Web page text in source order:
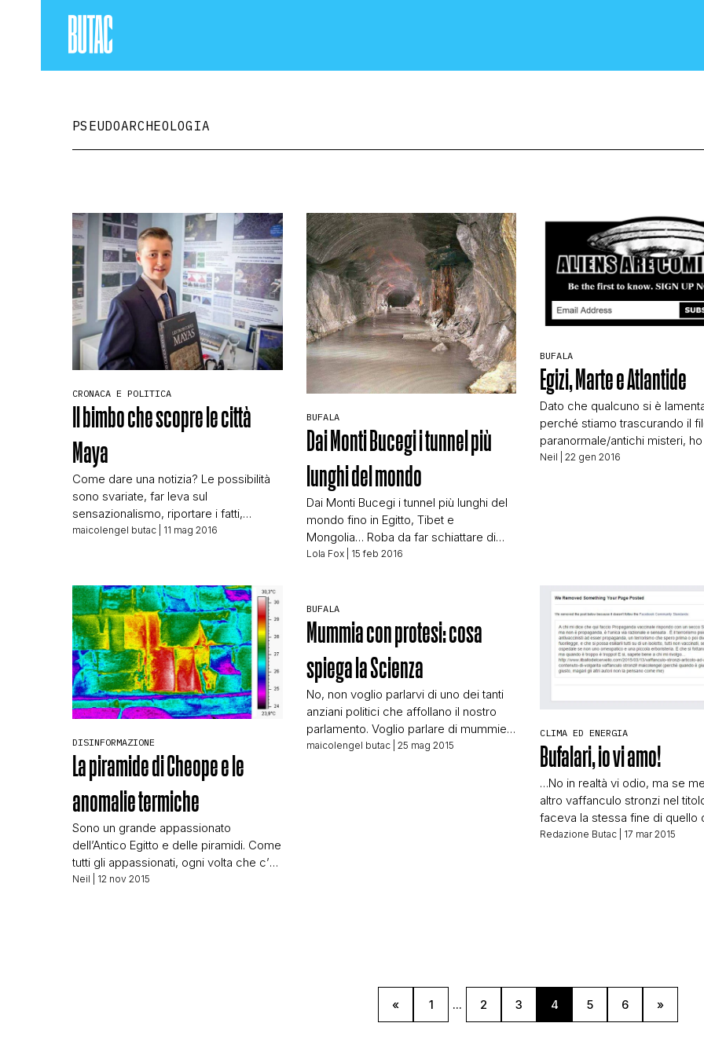
SCIENZA E TECNOLOGIA
SALUTE E MEDICINA
STORIA E CITAZIONI
INTRATTENIMENTO
COMPLOTTI, LEGGENDE URBANE ED EVERGREEN
EDITORIALI
TRUFFE E SOCIAL NETWORK
CLIMA ED ENERGIA
CONTATTI
PSEUDOARCHEOLOGIA
CRONACA E POLITICA
Il bimbo che scopre le città
Maya
Come dare una notizia? Le possibilità
sono svariate, far leva sul
sensazionalismo, riportare i fatti,
evidenziarli al meglio. Purtroppo nei
un uso sempre maggiore dell’effetto
attiraclick, e sempre meno vero
giornalismo. Ed è un peccato, perché
come ben sappiamo sono tanti quelli
che […]
maicolengel butac | 11 mag 2016
BUFALA
Dai Monti Bucegi i tunnel più
lunghi del mondo
Dai Monti Bucegi i tunnel più lunghi del
mondo fino in Egitto, Tibet e
Mongolia… Roba da far schiattare di
rabbia gli ingegneri della Variante di
affligga un parlamentare di
Montecitorio: un incredibile
accrescimento del naso lo costringe a
casa tra mille dottori ignari […]
Lola Fox| 15 feb 2016
BUFALA
Egizi, Marte e Atlantide
Dato che qualcuno si è
perché stiamo trascurando il
paranormale/antichi misteri,
di analizzare un bell’articolo di
Neil | 22 gen 2016
DISINFORMAZIONE
La piramide di Cheope e le
anomalie termiche
Sono un grande appassionato
dell’Antico Egitto e delle piramidi. Come
tutti gli appassionati, ogni volta che c’è
una novità mi fiondo per raccogliere
Neil | 12 nov 2015
BUFALA
Mummia con protesi: cosa
spiega la Scienza
No, non voglio parlarvi di uno dei tanti
anziani politici che affollano il nostro
parlamento. Voglio parlare di mummie,
o meglio di una mummia ben precisa e
maicolengel butac| 25 mag 2015
CLIMA ED ENERGIA
Bufalari, io vi amo!
…No in realtà vi odio, ma se
altro vaffanculo stronzi nel
faceva la stessa fine di quello
parliamo qui sotto! Facebook
Redazione Butac | 17 mar 2015
« 1 ... 2 3 4 5 6 »